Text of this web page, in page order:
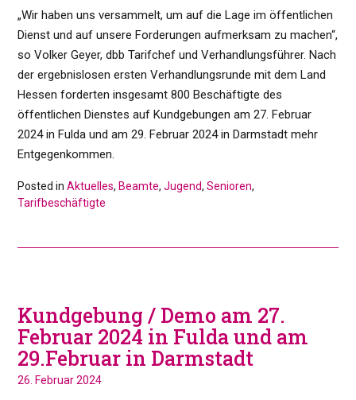
„Wir haben uns versammelt, um auf die Lage im öffentlichen
Dienst und auf unsere Forderungen aufmerksam zu machen“,
so Volker Geyer, dbb Tarifchef und Verhandlungsführer. Nach
der ergebnislosen ersten Verhandlungsrunde mit dem Land
Hessen forderten insgesamt 800 Beschäftigte des
öffentlichen Dienstes auf Kundgebungen am 27. Februar
2024 in Fulda und am 29. Februar 2024 in Darmstadt mehr
Entgegenkommen.
Posted in Aktuelles, Beamte, Jugend, Senioren,
Tarifbeschäftigte
Kundgebung / Demo am 27.
Februar 2024 in Fulda und am
29.Februar in Darmstadt
26. Februar 2024